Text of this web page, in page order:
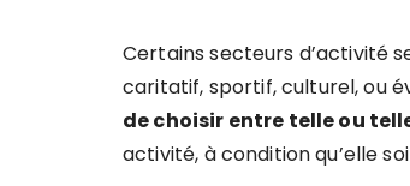
Certains secteurs d’activité
caritatif, sportif, culturel, ou
de choisir entre telle ou
activité, à condition qu’elle